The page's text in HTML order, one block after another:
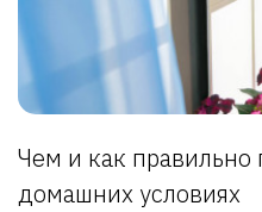
Чем и как правильно
домашних условиях